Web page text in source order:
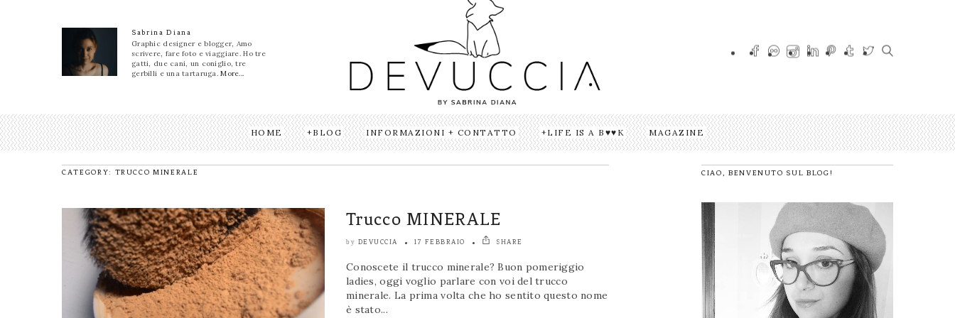
Sabrina Diana
Graphic designer e blogger, Amo
scrivere, fare foto e viaggiare. Ho tre
gatti, due cani, un coniglio, tre
gerbilli e una tartaruga.More...
HOME BLOG INFORMAZIONI + CONTATTO LIFE IS A B♥♥K MAGAZINE
CATEGORY: TRUCCO MINERALE
Trucco MINERALE
by DEVUCCIA 17 FEBBRAIO SHARE
Conoscete il trucco minerale? Buon pomeriggio
ladies, oggi voglio parlare con voi del trucco
minerale. La prima volta che ho sentito questo nome
è stato...
CIAO, BENVENUTO SUL BLOG!